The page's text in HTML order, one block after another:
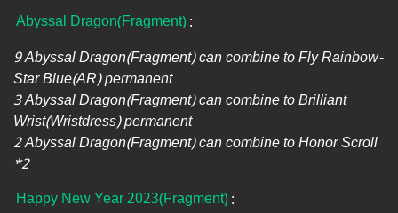
Abyssal Dragon(Fragment):
9 Abyssal Dragon(Fragment) can combine to Fly Rainbow-
Star Blue(AR) permanent
3 Abyssal Dragon(Fragment) can combine to Brilliant
Wrist(Wristdress) permanent
2 Abyssal Dragon(Fragment) can combine to Honor Scroll
*2
Happy New Year 2023(Fragment):